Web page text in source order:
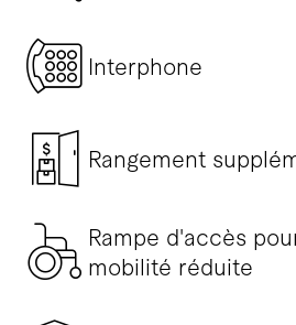
Interphone
Rangement
Rampe d'accès
mobilité réduite